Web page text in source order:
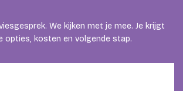
We kijken met je mee. Je krijgt
opties, kosten en volgende stap.